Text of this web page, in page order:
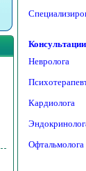
Невролога
Кардиолога
Офтальмолога